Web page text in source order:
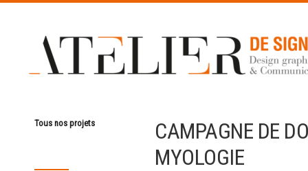
Tous nos projets
CAMPAGNE DE
MYOLOGIE